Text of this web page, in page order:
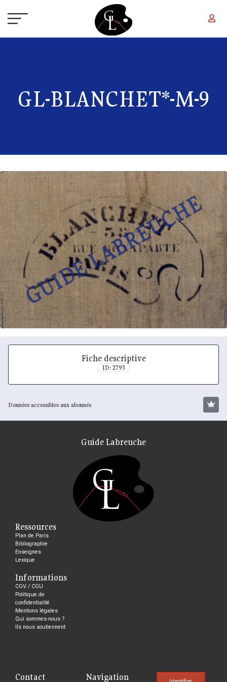
GL-BLANCHET*-M-9
Fiche descriptive
ID: 2793
Données accessibles aux abonnés
Guide Labreuche
Ressources
Plan de Paris
Bibliographie
Enseignes
Lexique
Informations
CGV / CGU
Politique de
confidentialité
Mentions légales
Qui sommes-nous ?
Ils nous soutiennent
Contact Navigation